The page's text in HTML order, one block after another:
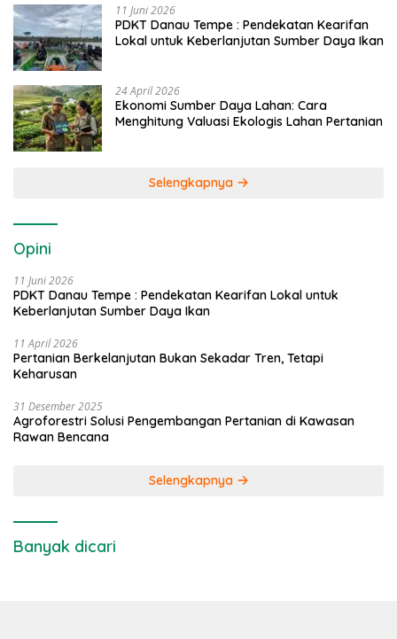
11 Juni 2026
PDKT Danau Tempe : Pendekatan Kearifan
Lokal untuk Keberlanjutan Sumber Daya Ikan
24 April 2026
Ekonomi Sumber Daya Lahan: Cara
Menghitung Valuasi Ekologis Lahan Pertanian
Selengkapnya
Opini
11 Juni 2026
PDKT Danau Tempe : Pendekatan Kearifan Lokal untuk
Keberlanjutan Sumber Daya Ikan
11 April 2026
Pertanian Berkelanjutan Bukan Sekadar Tren, Tetapi
Keharusan
31 Desember 2025
Agroforestri Solusi Pengembangan Pertanian di Kawasan
Rawan Bencana
Selengkapnya
Banyak dicari